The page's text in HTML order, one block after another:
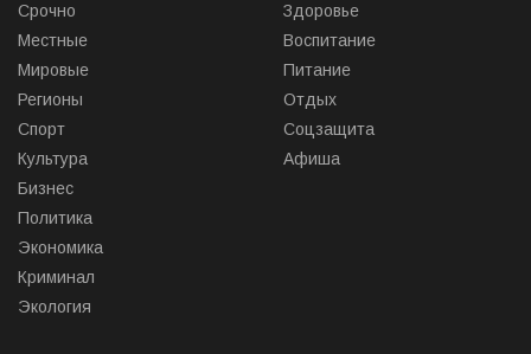
Срочно
Местные
Мировые
Регионы
Спорт
Культура
Бизнес
Политика
Экономика
Криминал
Экология
Здоровье
Воспитание
Питание
Отдых
Соцзащита
Афиша